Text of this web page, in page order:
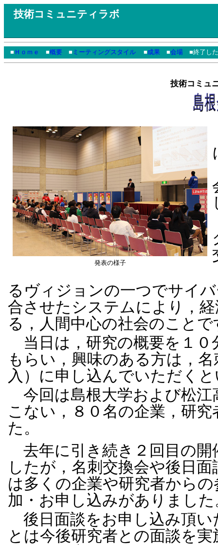
技術コミュニティラボ
■ Ｈｏｍｅ ■概要 ■ ミーティングスタイル ■成果 ■会場 ■終了し
技術コミュ
発表の様子
るヴィジョンの一つでサイ
合させたシステムにより，
る，人間中心の社会のことで
当日は，研究の概要を１０
もらい，興味のある方は，
入）に申し込んでいただく
今回は島根大学および松江
こない，８０名の企業，研
た。
去年に引き続き２回目の開
したが，名刺交換会や後日面
は多くの企業や研究者からの
加・お申し込みがありました
後日面談をお申し込み頂い
とは今後研究者との面談を実